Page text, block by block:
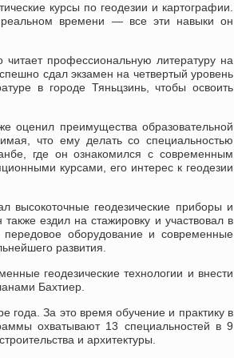
курсы по геодезии и картографии.
времени — все эти навыки он
профессиональную литературу на
сдал экзамен на четвертый уровень
в городе Тяньцзинь, чтобы освоить
оценил преимущества образовательной
что ему делать со специальностью
где он ознакомился с современным
курсами, его интерес к геодезии
высокоточные геодезические приборы и
ездил на стажировку и участвовал в
передовое оборудование и современные
развития.
геодезические технологии и внести
Бахтиер.
года. За это время обучение и практику в
охватывают 13 специальностей в 9
и архитектуры.